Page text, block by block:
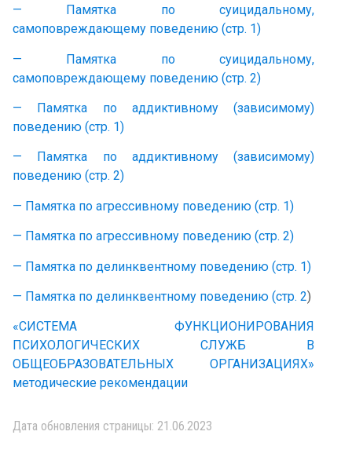
— Памятка по суицидальному,
самоповреждающему поведению (стр. 1)
— Памятка по суицидальному,
самоповреждающему поведению (стр. 2)
— Памятка по аддиктивному (зависимому)
поведению (стр. 1)
— Памятка по аддиктивному (зависимому)
поведению (стр. 2)
— Памятка по агрессивному поведению (стр. 1)
— Памятка по агрессивному поведению (стр. 2)
— Памятка по делинквентному поведению (стр. 1)
— Памятка по делинквентному поведению (стр. 2)
«СИСТЕМА ФУНКЦИОНИРОВАНИЯ
ПСИХОЛОГИЧЕСКИХ СЛУЖБ В
ОБЩЕОБРАЗОВАТЕЛЬНЫХ ОРГАНИЗАЦИЯХ»
методические рекомендации
Дата обновления страницы: 21.06.2023